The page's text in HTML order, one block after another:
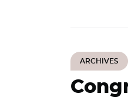
ARCHIVES